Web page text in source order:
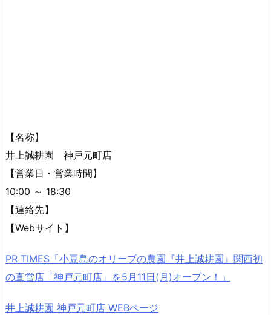
【名称】
井上誠耕園 神戸元町店
【営業日・営業時間】
10:00 ～ 18:30
【連絡先】
【Webサイト】
PR TIMES「小豆島のオリーブの農園『井上誠耕園』関西初
の直営店「神戸元町店」を5月11日(月)オープン！」
井上誠耕園 神戸元町店 WEBページ